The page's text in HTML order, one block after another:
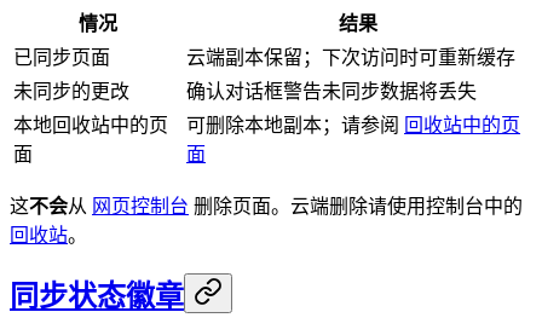
情况
结果
已同步页面
云端副本保留；下次访问时可重新缓存
未同步的更改
确认对话框警告未同步数据将丢失
本地回收站中的页
面
可删除本地副本；请参阅 回收站中的页
面
这不会从 网页控制台 删除页面。云端删除请使用控制台中的
回收站。
同步状态徽章